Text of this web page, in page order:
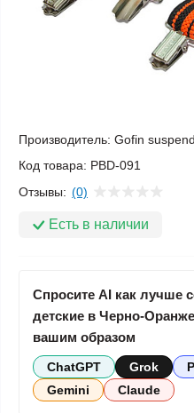
Производитель: Gofin
Код товара: PBD-091
Отзывы: (0)
Есть в наличии
Спросите AI как лучше
детские в Черно-
вашим образом
ChatGPT Grok
Gemini
Claude